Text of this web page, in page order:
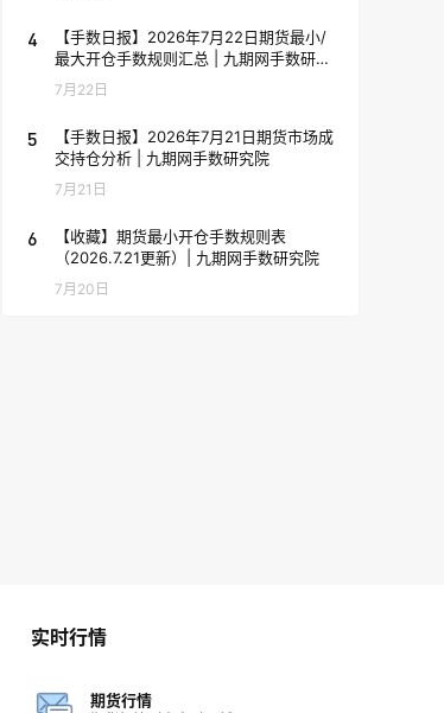
4
【手数日报】2026年7月22日期货最小/
最大开仓手数规则汇总 | 九期网手数研究
院
7月22日
5
【手数日报】2026年7月21日期货市场成
交持仓分析 | 九期网手数研究院
7月21日
6
【收藏】期货最小开仓手数规则表
（2026.7.21更新）| 九期网手数研究院
7月20日
实时行情
期货行情